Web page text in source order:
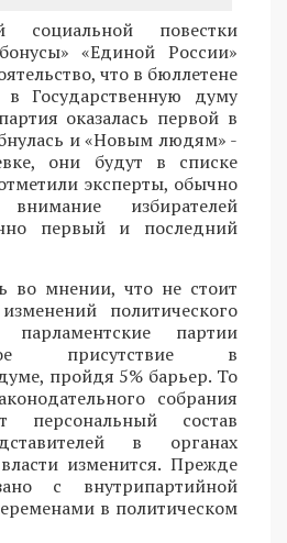
социальной повестки
«Единой России»
что в бюллетене
в Государственную думу
оказалась первой в
и «Новым людям» -
они будут в списке
эксперты, обычно
внимание избирателей
первый и последний
во мнении, что не стоит
политического
партии
присутствие в
пройдя 5% барьер. То
собрания
состав
в органах
изменится. Прежде
с внутрипартийной
в политическом